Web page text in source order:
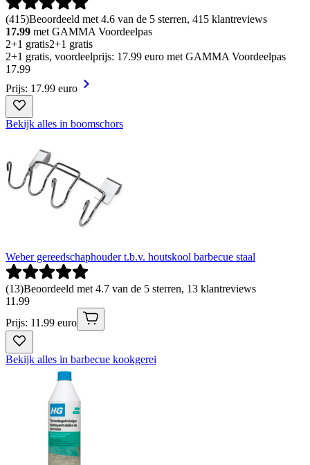
(415)Beoordeeld met 4.6 van de 5 sterren, 415 klantreviews
17.99 met GAMMA Voordeelpas
2+1 gratis2+1 gratis
2+1 gratis, voordeelprijs: 17.99 euro met GAMMA Voordeelpas
17.99
Prijs: 17.99 euro
Bekijk alles in boomschors
Weber gereedschaphouder t.b.v. houtskool barbecue staal
(13)Beoordeeld met 4.7 van de 5 sterren, 13 klantreviews
11 .99
Prijs: 11.99 euro
Bekijk alles in barbecue kookgerei